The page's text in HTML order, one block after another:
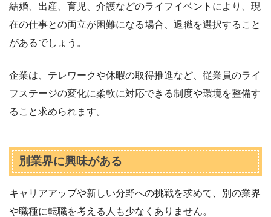
結婚、出産、育児、介護などのライフイベントにより、現
在の仕事との両立が困難になる場合、退職を選択すること
があるでしょう。
企業は、テレワークや休暇の取得推進など、従業員のライ
フステージの変化に柔軟に対応できる制度や環境を整備す
ること求められます。
別業界に興味がある
キャリアアップや新しい分野への挑戦を求めて、別の業界
や職種に転職を考える人も少なくありません。